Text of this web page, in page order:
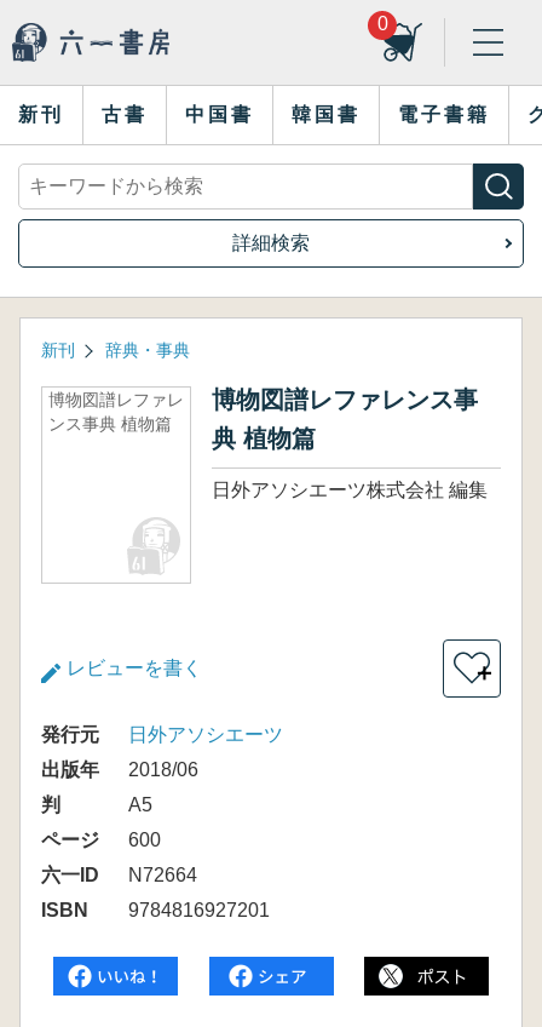
0
新刊 古書 中国書 韓国書 電子書籍
詳細検索
新刊 辞典・事典
博物図譜レファレ
ンス事典 植物篇
博物図譜レファレンス事
典 植物篇
日外アソシエーツ株式会社 編集
レビューを書く ＋
発行元
日外アソシエーツ
出版年
2018/06
判
A5
ページ
600
六一ID
N72664
ISBN
9784816927201